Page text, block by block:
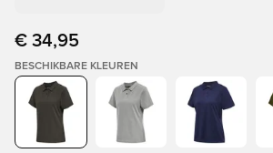
€ 34,95
BESCHIKBARE KLEUREN